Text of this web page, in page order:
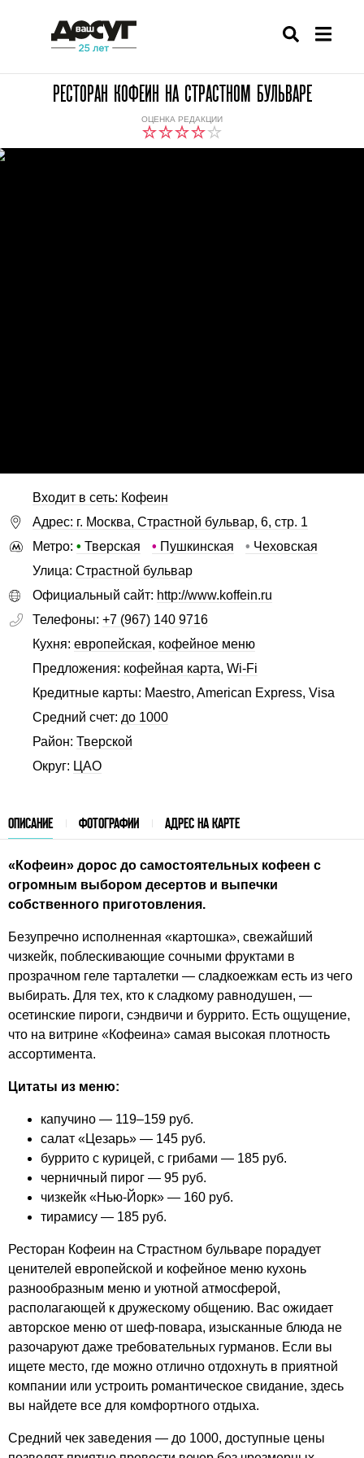
РЕСТОРАН КОФЕИН НА СТРАСТНОМ БУЛЬВАРЕ
ОЦЕНКА РЕДАКЦИИ
Входит в сеть: Кофеин
Адрес: г. Москва, Страстной бульвар, 6, стр. 1
Метро: • Тверская • Пушкинская • Чеховская
Улица: Страстной бульвар
Официальный сайт: http://www.koffein.ru
Телефоны: +7 (967) 140 9716
Кухня: европейская, кофейное меню
Предложения: кофейная карта, Wi-Fi
Кредитные карты: Maestro, American Express, Visa
Средний счет: до 1000
Район: Тверской
Округ: ЦАО
ОПИСАНИЕ ФОТОГРАФИИ АДРЕС НА КАРТЕ
«Кофеин» дорос до самостоятельных кофеен с
огромным выбором десертов и выпечки
собственного приготовления.
Безупречно исполненная «картошка», свежайший
чизкейк, поблескивающие сочными фруктами в
прозрачном геле тарталетки — сладкоежкам есть из чего
выбирать. Для тех, кто к сладкому равнодушен, —
осетинские пироги, сэндвичи и буррито. Есть ощущение,
что на витрине «Кофеина» самая высокая плотность
ассортимента.
Цитаты из меню:
капучино — 119–159 руб.
салат «Цезарь» — 145 руб.
буррито с курицей, с грибами — 185 руб.
черничный пирог — 95 руб.
чизкейк «Нью-Йорк» — 160 руб.
тирамису — 185 руб.
Ресторан Кофеин на Страстном бульваре порадует
ценителей европейской и кофейное меню кухонь
разнообразным меню и уютной атмосферой,
располагающей к дружескому общению. Вас ожидает
авторское меню от шеф-повара, изысканные блюда не
разочаруют даже требовательных гурманов. Если вы
ищете место, где можно отлично отдохнуть в приятной
компании или устроить романтическое свидание, здесь
вы найдете все для комфортного отдыха.
Средний чек заведения — до 1000, доступные цены